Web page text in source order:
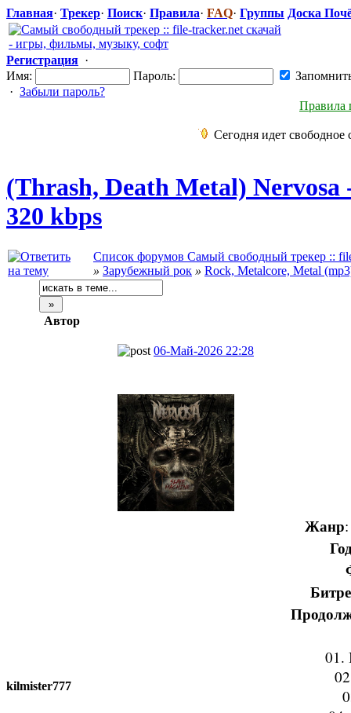
Главная· Трекер· Поиск· Правила· FAQ· Группы Доска
Регистрация ·
Имя:
Пароль:
· Забыли пароль?
Правила
Сегодня идет свободное
(Thrash, Death Metal) Nervosa
320 kbps
Список форумов Самый свободный трекер ::
» Зарубежный рок » Rock, Metalcore, Metal
Автор
kilmister777
06-Май-2026 22:28
Жанр
01.